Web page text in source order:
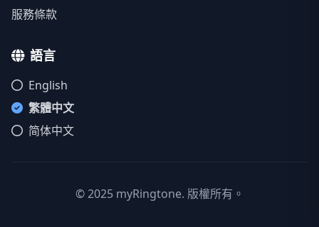
服務條款
語言
English
繁體中文
简体中文
© 2025 myRingtone. 版權所有。